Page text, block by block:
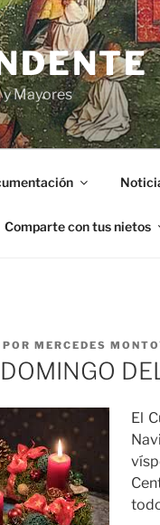
Mayores
Comparte con tus nietos
POR MERCEDES
El